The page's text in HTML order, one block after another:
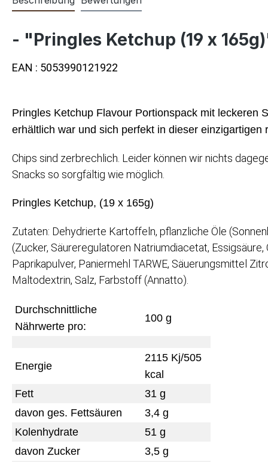
- "Pringles Ketchup (19 x
EAN : 5053990121922
Pringles Ketchup Flavour Portionspack mit leckeren
erhältlich war und sich perfekt in dieser
Chips sind zerbrechlich. Leider können wir nichts
Snacks so sorgfältig wie möglich.
Pringles Ketchup, (19 x 165g)
Zutaten: Dehydrierte Kartoffeln, pflanzliche Öle
(Zucker, Säureregulatoren Natriumdiacetat,
Paprikapulver, Paniermehl TARWE, Säuerungsmittel
Maltodextrin, Salz, Farbstoff (Annatto).
Durchschnittliche
Nährwerte pro:
100 g
Energie
2115 Kj/505
kcal
Fett
31 g
davon ges. Fettsäuren
3,4 g
Kolenhydrate
51 g
davon Zucker
3,5 g